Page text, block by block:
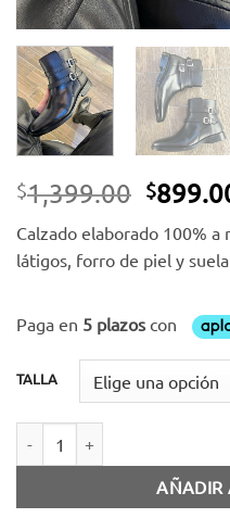
$1,399.00 El
era:
$
Calzado elaborado 100%
látigos, forro de piel y
TALLA
AÑADIR